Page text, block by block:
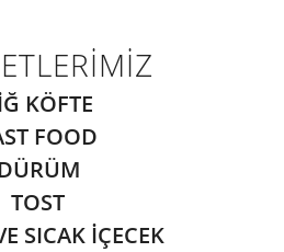
KÖFTE
FOOD
TOST
SICAK İÇECEK